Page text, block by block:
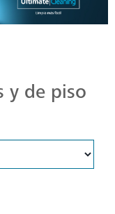
y de piso